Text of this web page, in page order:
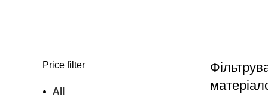
Price filter
All